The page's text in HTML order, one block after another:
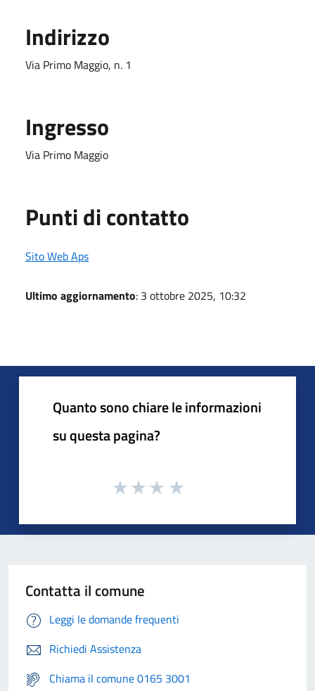
Indirizzo
Via Primo Maggio, n. 1
Ingresso
Via Primo Maggio
Punti di contatto
Sito Web Aps
Ultimo aggiornamento: 3 ottobre 2025, 10:32
Quanto sono chiare le informazioni
su questa pagina?
Contatta il comune
Leggi le domande frequenti
Richiedi Assistenza
Chiama il comune 0165 3001